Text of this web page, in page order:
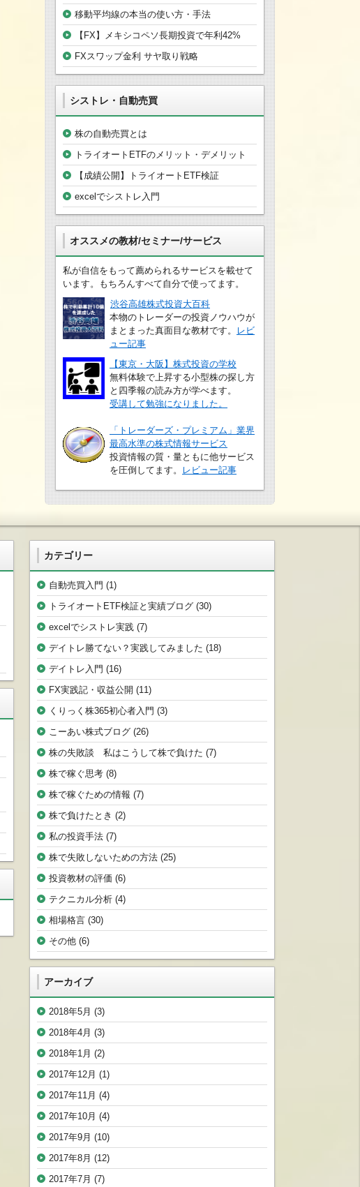
移動平均線の本当の使い方・手法
【FX】メキシコペソ長期投資で年利42%
FXスワップ金利 サヤ取り戦略
シストレ・自動売買
株の自動売買とは
トライオートETFのメリット・デメリット
【成績公開】トライオートETF検証
excelでシストレ入門
オススメの教材/セミナー/サービス
私が自信をもって薦められるサービスを載せて
います。もちろんすべて自分で使ってます。
渋谷高雄株式投資大百科
本物のトレーダーの投資ノウハウが
まとまった真面目な教材です。
レビ
ュー記事
【東京・大阪】株式投資の学校
無料体験で上昇する小型株の探し方
と四季報の読み方が学べます。
受講して勉強になりました。
「トレーダーズ・プレミアム」業界
最高水準の株式情報サービス
投資情報の質・量ともに他サービス
を圧倒してます。
レビュー記事
カテゴリー
自動売買入門 (1)
トライオートETF検証と実績ブログ(30)
excelでシストレ実践(7)
デイトレ勝てない？実践してみました (18)
デイトレ入門 (16)
FX実践記・収益公開 (11)
くりっく株365初心者入門 (3)
こーあい株式ブログ(26)
株の失敗談 私はこうして株で負けた (7)
株で稼ぐ思考(8)
株で稼ぐための情報 (7)
株で負けたとき (2)
私の投資手法(7)
株で失敗しないための方法(25)
投資教材の評価 (6)
テクニカル分析(4)
相場格言(30)
その他(6)
アーカイブ
2018年5月 (3)
2018年4月 (3)
2018年1月 (2)
2017年12月 (1)
2017年11月 (4)
2017年10月 (4)
2017年9月 (10)
2017年8月 (12)
2017年7月 (7)